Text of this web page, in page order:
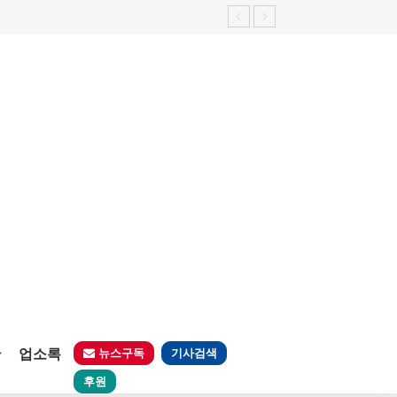
업소록 뉴스구독 기사검색
후원